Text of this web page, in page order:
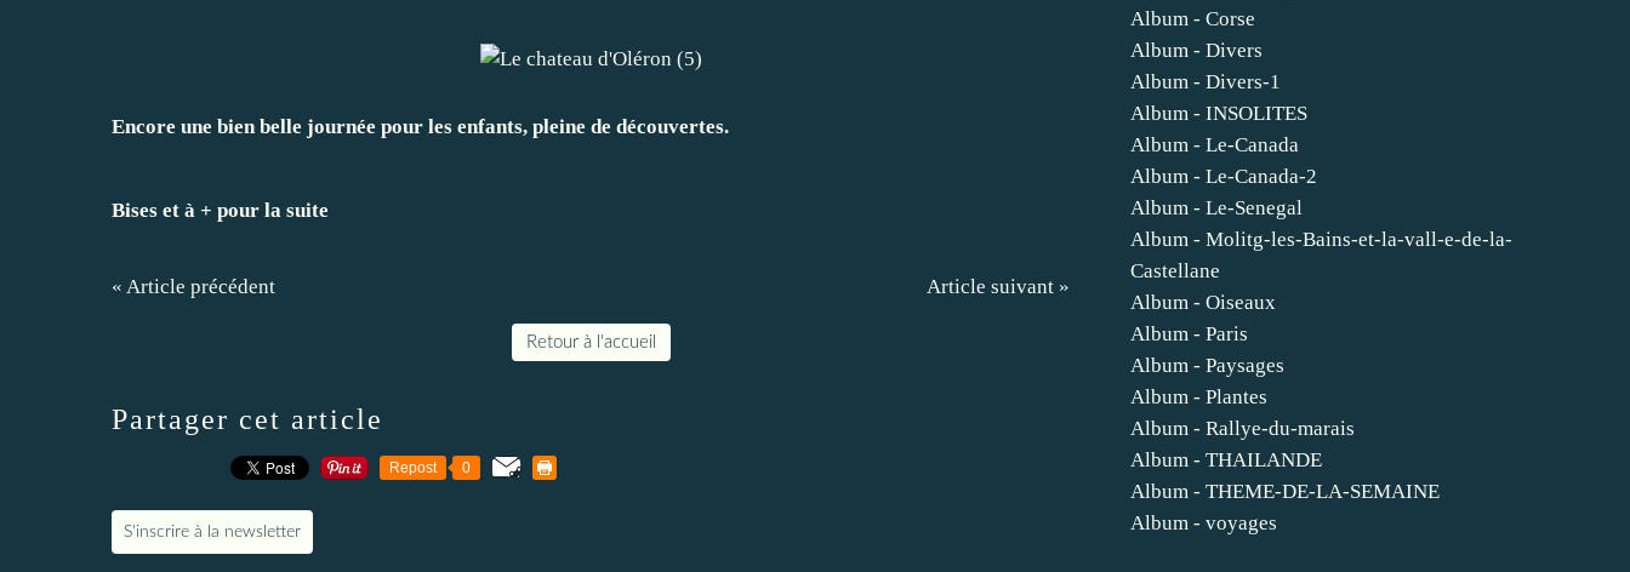
Encore une bien belle journée pour les enfants, pleine de découvertes.
Bises et à + pour la suite
« Article précédent Article suivant »
Retour à l'accueil
Partager cet article
Repost 0
S'inscrire à la newsletter
Album - Corse
Album - Divers
Album - Divers-1
Album - INSOLITES
Album - Le-Canada
Album - Le-Canada-2
Album - Le-Senegal
Album - Molitg-les-Bains-et-la-vall-e-de-la-
Castellane
Album - Oiseaux
Album - Paris
Album - Paysages
Album - Plantes
Album - Rallye-du-marais
Album - THAILANDE
Album - THEME-DE-LA-SEMAINE
Album - voyages